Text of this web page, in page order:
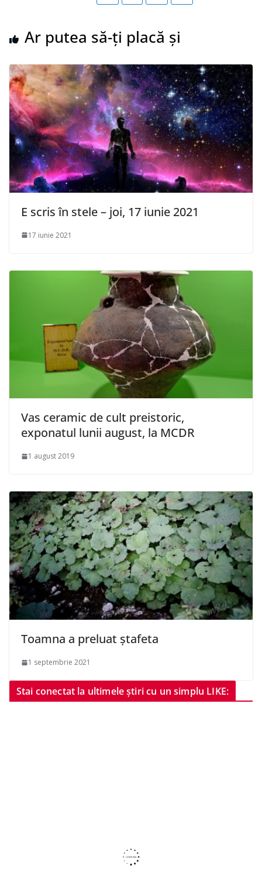
Ar putea să-ți placă și
E scris în stele – joi, 17 iunie 2021
17 iunie 2021
Vas ceramic de cult preistoric,
exponatul lunii august, la MCDR
1 august 2019
Toamna a preluat ștafeta
1 septembrie 2021
Stai conectat la ultimele știri cu un simplu LIKE: